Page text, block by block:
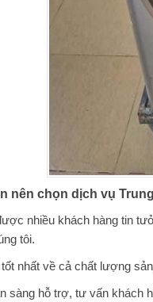
nên chọn dịch vụ
nhiều khách hàng tin
tôi.
nhất về cả chất lượng
sàng hỗ trợ, tư vấn khách